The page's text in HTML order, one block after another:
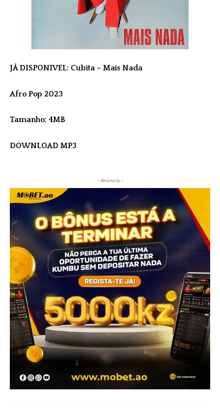
JÁ DISPONIVEL: Cubita – Mais Nada
Afro Pop 2023
Tamanho: 4MB
DOWNLOAD MP3
- Anúncio -